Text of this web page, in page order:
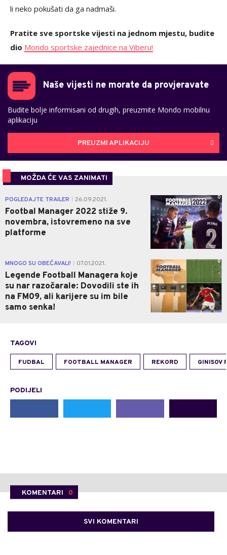
li neko pokušati da ga nadmaši.
Pratite sve sportske vijesti na jednom mjestu, budite
dio Mondo sportske zajednice na Viberu!
Naše vijesti ne morate da provjeravate
Budite bolje informisani od drugih, preuzmite Mondo mobilnu
aplikaciju
PREUZMI APLIKACIJU
MOŽDA ĆE VAS ZANIMATI
POGLEDAJTE TRAILER 26.09.2021.
Footbal Manager 2022 stiže 9.
novembra, istovremeno na sve
platforme
0
MNOGO SU OBEĆAVALI! 07.01.2021.
Legende Football Managera koje
su nar razočarale: Dovodili ste ih
na FM09, ali karijere su im bile
samo senka!
0
TAGOVI
FUDBAL FOOTBALL MANAGER REKORD GINISOV
PODIJELI
KOMENTARI 0
SVI KOMENTARI